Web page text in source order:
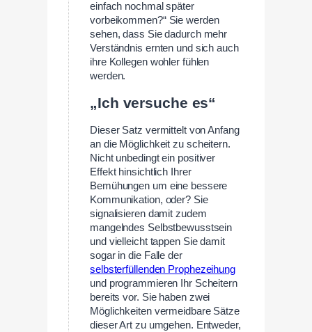
einfach nochmal später
vorbeikommen?“ Sie werden
sehen, dass Sie dadurch mehr
Verständnis ernten und sich auch
ihre Kollegen wohler fühlen
werden.
„Ich versuche es“
Dieser Satz vermittelt von Anfang
an die Möglichkeit zu scheitern.
Nicht unbedingt ein positiver
Effekt hinsichtlich Ihrer
Bemühungen um eine bessere
Kommunikation, oder? Sie
signalisieren damit zudem
mangelndes Selbstbewusstsein
und vielleicht tappen Sie damit
sogar in die Falle der
selbsterfüllenden Prophezeihung
und programmieren Ihr Scheitern
bereits vor. Sie haben zwei
Möglichkeiten vermeidbare Sätze
dieser Art zu umgehen. Entweder,